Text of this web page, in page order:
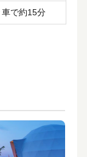
で約15分